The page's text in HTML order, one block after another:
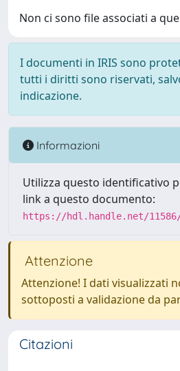
Non ci sono file associati a
I documenti in IRIS sono
tutti i diritti sono riservati,
indicazione.
Informazioni
Utilizza questo identificativo
link a questo documento:
https://hdl.handle.net/11586/
Attenzione
Attenzione! I dati visualizzati
sottoposti a validazione da
Citazioni